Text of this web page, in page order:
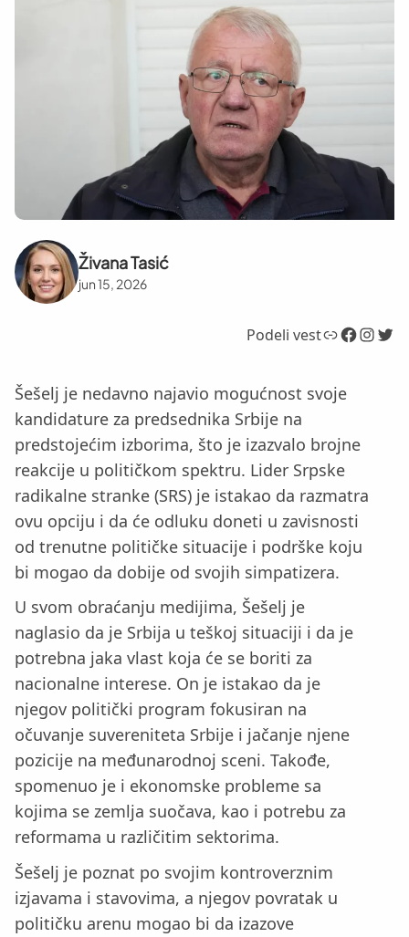
Živana Tasić
jun 15, 2026
Podeli vestLink Facebook InstagramTwitter
Šešelj je nedavno najavio mogućnost svoje
kandidature za predsednika Srbije na
predstojećim izborima, što je izazvalo brojne
reakcije u političkom spektru. Lider Srpske
radikalne stranke (SRS) je istakao da razmatra
ovu opciju i da će odluku doneti u zavisnosti
od trenutne političke situacije i podrške koju
bi mogao da dobije od svojih simpatizera.
U svom obraćanju medijima, Šešelj je
naglasio da je Srbija u teškoj situaciji i da je
potrebna jaka vlast koja će se boriti za
nacionalne interese. On je istakao da je
njegov politički program fokusiran na
očuvanje suvereniteta Srbije i jačanje njene
pozicije na međunarodnoj sceni. Takođe,
spomenuo je i ekonomske probleme sa
kojima se zemlja suočava, kao i potrebu za
reformama u različitim sektorima.
Šešelj je poznat po svojim kontroverznim
izjavama i stavovima, a njegov povratak u
političku arenu mogao bi da izazove